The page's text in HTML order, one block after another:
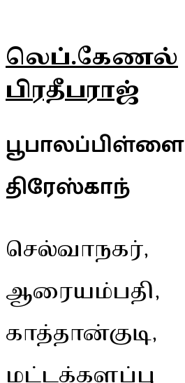
லெப்.கேணல்
பிரதீபராஜ்
பூபாலப்பிள்ளை
திரேஸ்காந்
செல்வாநகர்,
ஆரையம்பதி,
காத்தான்குடி,